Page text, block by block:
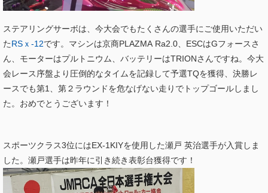
ステアリングサーボは、今大会でもたくさんの選手にご使用いただい
たRSｘ-12です。マシンは京商PLAZMA Ra2.0、ESCはGフォースさ
ん、モーターはプルトニウム、バッテリーはTRIONさんですね。今大
会レース序盤より圧倒的なタイムを記録して予選TQを獲得、決勝レ
ースでも第1、第２ラウンドを危なげない走りでトップゴールしまし
た。おめでとうございます！
スポーツクラス3位にはEX-1KIYを使用した瀬戸 英治選手が入賞しま
した。瀬戸選手は昨年に引き続き表彰台獲得です！